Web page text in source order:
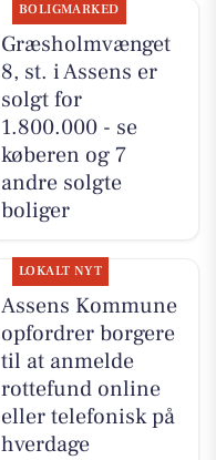
BOLIGMARKED
Græsholmvænget
8, st. i Assens er
solgt for
1.800.000 - se
køberen og 7
andre solgte
boliger
LOKALT NYT
Assens Kommune
opfordrer borgere
til at anmelde
rottefund online
eller telefonisk på
hverdage